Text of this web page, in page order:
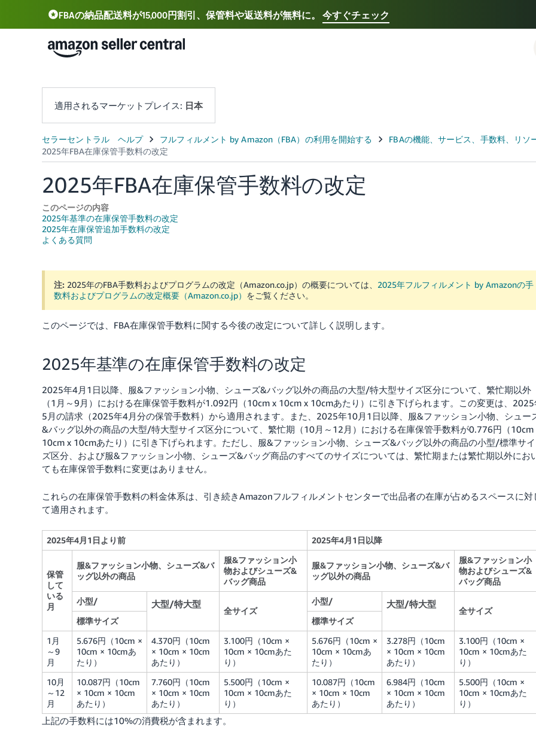
FBAの納品配送料が15,000円割引、保管料や返送料が無料に。 今すぐチェック
Select your preferred language
中文 - CN Deutsch - DE
適用されるマーケットプレイス: 日本
2025年FBA在庫保管手数料の改定
このページの内容
2025年基準の在庫保管手数料の改定
2025年在庫保管追加手数料の改定
よくある質問
注: 2025年のFBA手数料およびプログラムの改定（Amazon.co.jp）の概要については、 2025年フルフィルメント by Amazonの手
数料およびプログラムの改定概要（Amazon.co.jp） をご覧ください。
このページでは、FBA在庫保管手数料に関する今後の改定について詳しく説明します。
2025年基準の在庫保管手数料の改定
2025年4月1日以降、服&ファッション小物、シューズ&バッグ以外の商品の大型/特大型サイズ区分について、繁忙期以外
（1月～9月）における在庫保管手数料が1.092円（10cm x 10cm x 10cmあたり）に引き下げられます。この変更は、2025
5月の請求（2025年4月分の保管手数料）から適用されます。また、2025年10月1日以降、服&ファッション小物、シュー
&バッグ以外の商品の大型/特大型サイズ区分について、繁忙期（10月～12月）における在庫保管手数料が0.776円（10cm
10cm x 10cmあたり）に引き下げられます。ただし、服&ファッション小物、シューズ&バッグ以外の商品の小型/標準サイ
ズ区分、および服&ファッション小物、シューズ&バッグ商品のすべてのサイズについては、繁忙期または繁忙期以外にお
ても在庫保管手数料に変更はありません。
これらの在庫保管手数料の料金体系は、引き続きAmazonフルフィルメントセンターで出品者の在庫が占めるスペースに対
て適用されます。
2025年4月1日より前 2025年4月1日以降
保管
して
いる
月
服&ファッション小物、シューズ&バ
ッグ以外の商品
服&ファッション小
物およびシューズ&
バッグ商品
服&ファッション小物、シューズ&バ
ッグ以外の商品
服&ファッション小
物およびシューズ&
バッグ商品
小型/
大型/特大型
全サイズ
小型/ 大型/特大型
全サイズ
標準サイズ
標準サイズ
1月
～9
月
5.676円（10cm ×
10cm × 10cmあ
たり）
4.370円（10cm
× 10cm × 10cm
あたり）
3.100円（10cm ×
10cm × 10cmあた
り）
5.676円（10cm ×
10cm × 10cmあ
たり）
3.278円（10cm
× 10cm × 10cm
あたり）
3.100円（10cm ×
10cm × 10cmあた
り）
10月
～12
月
10.087円（10cm
× 10cm × 10cm
あたり）
7.760円（10cm
× 10cm × 10cm
あたり）
5.500円（10cm ×
10cm × 10cmあた
り）
10.087円（10cm
× 10cm × 10cm
あたり）
6.984円（10cm
× 10cm × 10cm
あたり）
5.500円（10cm ×
10cm × 10cmあた
り）
上記の手数料には10%の消費税が含まれます。